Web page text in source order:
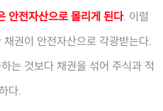
안전자산으로 몰리게 된다. 이럴
권이 안전자산으로 각광받는다.
는 것보다 채권을 섞어 주식과 적
다.